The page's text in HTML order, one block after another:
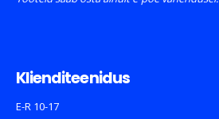
Klienditeenidus
E-R 10-17